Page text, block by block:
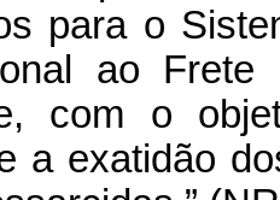
para o
ao Frete
com o
a exatidão